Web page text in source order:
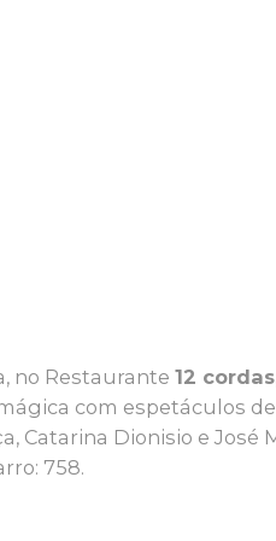
no Restaurante 12
com espetáculos
Catarina Dionisio e José
758.